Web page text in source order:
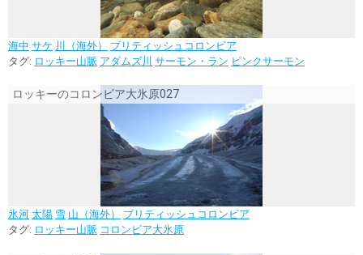
海中 サケ 川（海外）
ブリティッシュコロンビア
タグ: ロッキー山脈 アダムズ川 サーモン・ラン ピンクサーモン
ロッキーのコロンビア大氷原027
氷河 太陽 雪 山（海外）
ブリティッシュコロンビア
タグ: ロッキー山脈 コロンビア大氷原